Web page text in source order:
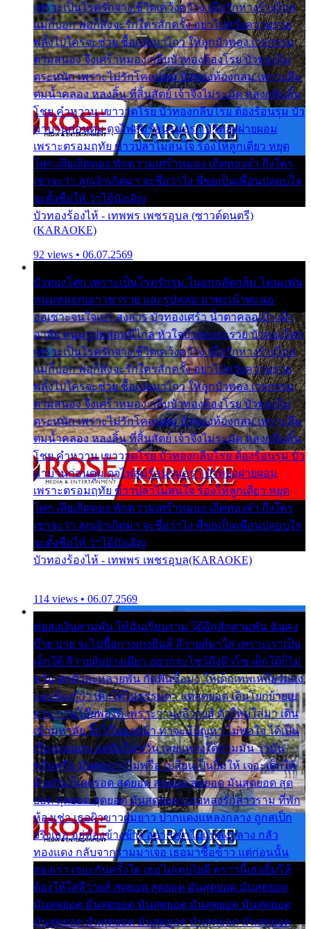
เพราะเป็นโรครักจาง ชีวิตเคว้งคว้าง เมื่อรักห่างร้างไกล
แม่ก็บอก พ่อก็สั่งจะรักใครสักครั้ง อย่าไปหวังความรวย
พลั้งไปใครจะช่วย ซื้อเปลมาไกว ให้ลูกบัวทอง เวรกรรม
ตามสนอง จึงเศร้าหมอง กลีบบัวทองต้องโรย บัวทองไม่
ตระหนัก เพราะไม่รักโคลนตม บัวทองท้องกลม เพราะลืม
ตมน้ำคลอง หลงลิ้น ที่สิ้นสัตย์ เจ้าจึงไม่ระมัด หลงกลิ่นลิ้น
โชย คำหวาน เขาวาดโรย บัวทองกลีบโรย ต้องร้อนรุม บัว
มาบานก่อนตูม ดุจไฟสุมร้อนรุมอุรา บัวทองผ่ายผอม
เพราะตรอมฤทัย ข้าวปลาไม่สนใจ ร้องไห้ลูกเดียว หยุด
โศก เสียเถิดทอง พักความเศร้าหมอง เถิดทองจ๋า ถึงใคร
เขาจะว่า ลูกเจ้าเกิดมา จะชื่อว่าไง พี่ขอเป็นเพื่อนปลอบใจ
จะตั้งชื่อให้ ว่าไอ้บังเอิญ
บัวทองร้องไห้ - เทพพร เพชรอุบล (ซาวด์ดนตรี)
(KARAOKE)
92 views • 06.07.2569
บัวทองโศก เพราะเป็นโรครักรุม ในอกกลัดกลุ้ม โดนแฟน
หนุ่มหลอกเอา เขารวย และรูปหล่อ มาพะเน้าพะนอ
ออเซาะจนใจเบา สงสาร บัวทองเศร้า น้ำตาคลอเบ้า เฝ้า
อาลัย หนุ่มรูปหล่อหนีไกล หัวใจบัวทองระรวย บัวทองโศก
เพราะเป็นโรครักจาง ชีวิตเคว้งคว้าง เมื่อรักห่างร้างไกล
แม่ก็บอก พ่อก็สั่งจะรักใครสักครั้ง อย่าไปหวังความรวย
พลั้งไปใครจะช่วย ซื้อเปลมาไกว ให้ลูกบัวทอง เวรกรรม
ตามสนอง จึงเศร้าหมอง กลีบบัวทองต้องโรย บัวทองไม่
ตระหนัก เพราะไม่รักโคลนตม บัวทองท้องกลม เพราะลืม
ตมน้ำคลอง หลงลิ้น ที่สิ้นสัตย์ เจ้าจึงไม่ระมัด หลงกลิ่นลิ้น
โชย คำหวาน เขาวาดโรย บัวทองกลีบโรย ต้องร้อนรุม บัว
มาบานก่อนตูม ดุจไฟสุมร้อนรุมอุรา บัวทองผ่ายผอม
เพราะตรอมฤทัย ข้าวปลาไม่สนใจ ร้องไห้ลูกเดียว หยุด
โศก เสียเถิดทอง พักความเศร้าหมอง เถิดทองจ๋า ถึงใคร
เขาจะว่า ลูกเจ้าเกิดมา จะชื่อว่าไง พี่ขอเป็นเพื่อนปลอบใจ
จะตั้งชื่อให้ ว่าไอ้บังเอิญ
บัวทองร้องไห้ - เทพพร เพชรอุบล(KARAOKE)
114 views • 06.07.2569
พ่อส่งเงินสามพัน ให้ฉันเรียนราม ได้อีกสักสามพัน ฉันคง
บ๊าย บาย จะไปซื้อกางเกงยีนส์ ลีวายส์มาใส่ เพราะเราเป็น
เด็กใต้ ลีวายส์อย่างเดียว อยากจะโชว์ถึงหิวโซ เด็กใต้ก็ไม่
หวั่น ตกตัวละหลายพัน กัดฟันซื้อมา ให้เด็กเทพเหลียวมอง
และต้องรู้ว่า เด็กใต้ไม่ธรรมดา แต่สุดยอด เดินโยกย้ายเย
ยวน กวนโอ๊ยพอได้ เพราะว่านุ่งลีวายส์ ตัวใหม่ใส่มา เดิน
เข้ามหาลัย จิ๊กโก๊มองหน้า ท่าจะมีปัญหา ไม่พอใจ ได้เป็น
เรื่องแน่นอน แต่ฉันไม่หวั่น เลยแหลงใต้ถามมัน ว่ามัน
พรั่นพรือ มันตอบว่าไม่พรื่อ เปลี่ยนเป็นยิ้มให้ เจอะเด็กใต้
ด้วยกัน ก็เลยรอด สุดยอด สุดยอด สุดยอด มันสุดยอด สุด
ยอด สุดยอด สุดยอด มันสุดยอด แอบหลงรักสาวราม ที่พัก
ห้องเช่า เธอผิวขาวผมยาว ปากแดงแหลงกลาง ถูกสเป็ก
จริงเธอ อยู่ห้องข้างข้าง อยากเข้าไปแหลงกลาง กลัว
ทองแดง กลับจากรามมาเจอ เธอมาซื้อข้าว แต่ก่อนนั้น
สองเรา เจอะกันครั้งใด เธอไม่เคยไยดี คราวนี้เธอยิ้มให้
ต้องให้ใส่ลีวายส์ สุดยอด สุดยอด มันสุดยอด มันสุดยอด
มันสุดยอด มันสุดยอด มันสุดยอด มันสุดยอด มันสุดยอด
มันสุดยอด มันสุดยอด มันสุดยอด มันสุดยอด มันสุดยอด